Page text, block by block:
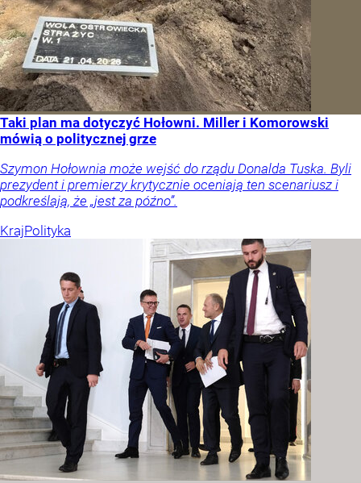
Taki plan ma dotyczyć Hołowni. Miller i Komorowski
mówią o politycznej grze
Szymon Hołownia może wejść do rządu Donalda Tuska. Byli
prezydent i premierzy krytycznie oceniają ten scenariusz i
podkreślają, że „jest za późno”.
KrajPolityka